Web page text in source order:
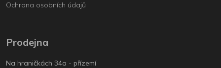
Ochrana osobních údajů
Prodejna
Na hraničkách 34a - přízemí